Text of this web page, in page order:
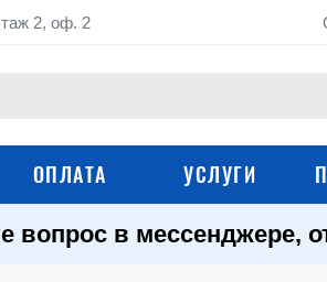
2, оф. 2
Контейнеры для склада
ОПЛАТА УСЛУГИ
вопрос в мессенджере,